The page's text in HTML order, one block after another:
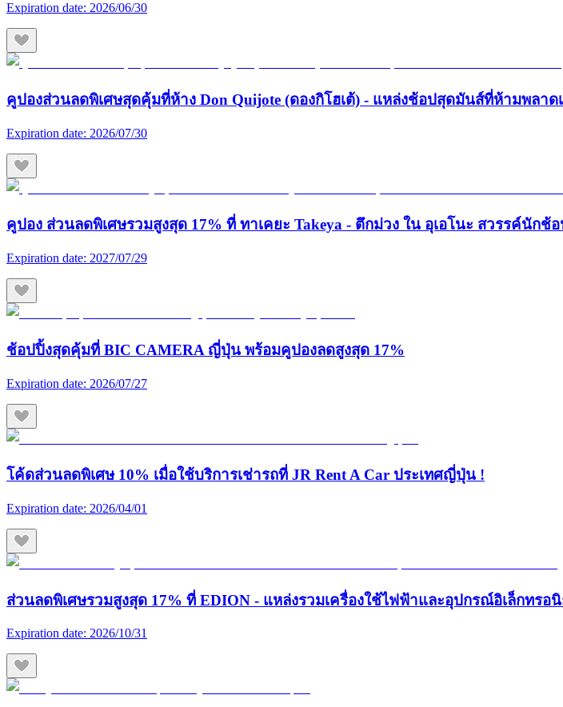
Expiration date: 2026/06/30
คูปองส่วนลดพิเศษสุดคุ้มที่ห้าง Don Quijote (ดองกิโฮเต้) - แหล่งช้อปสุดมันส์ที่ห้ามพลา
Expiration date: 2026/07/30
คูปอง ส่วนลดพิเศษรวมสูงสุด 17% ที่ ทาเคยะ Takeya - ตึกม่วง ใน อุเอโนะ สวรรค์นักช้
Expiration date: 2027/07/29
ช้อปปิ้งสุดคุ้มที่ BIC CAMERA ญี่ปุ่น พร้อมคูปองลดสูงสุด 17%
Expiration date: 2026/07/27
โค้ดส่วนลดพิเศษ 10% เมื่อใช้บริการเช่ารถที่ JR Rent A Car ประเทศญี่ปุ่น !
Expiration date: 2026/04/01
ส่วนลดพิเศษรวมสูงสุด 17% ที่ EDION - แหล่งรวมเครื่องใช้ไฟฟ้าและอุปกรณ์อิเล็กทร
Expiration date: 2026/10/31